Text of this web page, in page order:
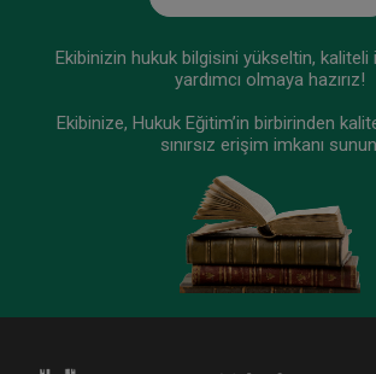
Ekibinizin hukuk bilgisini yükseltin,
yardımcı olmaya hazırız!
Ekibinize, Hukuk Eğitim’in birbirinden
sınırsız erişim imkanı